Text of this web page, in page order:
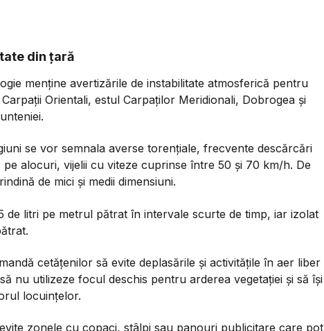
din țară
menține avertizările de instabilitate atmosferică pentru
Orientali, estul Carpaților Meridionali, Dobrogea și
se vor semnala averse torențiale, frecvente descărcări
alocuri, vijelii cu viteze cuprinse între 50 și 70 km/h. De
de mici și medii dimensiuni.
de litri pe metrul pătrat în intervale scurte de timp, iar izolat
cetățenilor să evite deplasările și activitățile în aer liber
nu utilizeze focul deschis pentru arderea vegetației și să își
locuințelor.
zonele cu copaci, stâlpi sau panouri publicitare care pot